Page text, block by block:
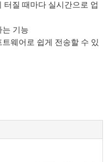
터질 때마다 실시간으로 업
기능
웨어로 쉽게 전송할 수 있